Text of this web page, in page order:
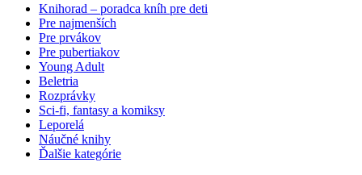
Knihorad – poradca kníh pre deti
Pre najmenších
Pre prvákov
Pre pubertiakov
Young Adult
Beletria
Rozprávky
Sci-fi, fantasy a komiksy
Leporelá
Náučné knihy
Ďalšie kategórie